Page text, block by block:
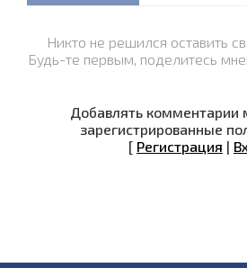
Никто не решился оставить
Будь-те первым, поделитесь
Добавлять комментарии
зарегистрированные
[ Регистрация |